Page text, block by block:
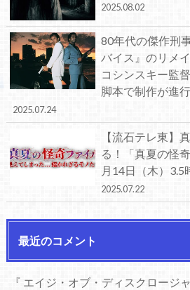
2025.08.02
80年代の傑作刑
バイス』のリメ
コシンスキー監
脚本で制作が進
2025.07.24
【流石テレ東】
る！「真夏の怪
月14日（木）3.5
2025.07.22
最近のコメント
『 エイジ・オブ・ディスクロージ